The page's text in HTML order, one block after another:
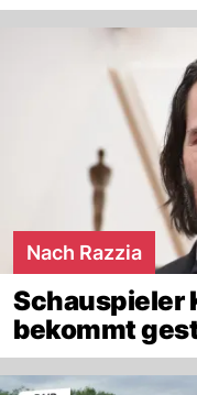
Nach Razzia
Schauspieler
bekommt